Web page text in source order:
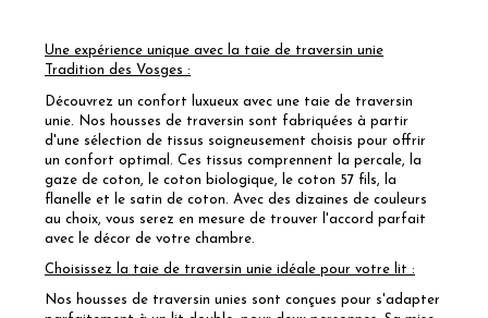
Une expérience unique avec la taie de traversin unie
Tradition des Vosges :
Découvrez un confort luxueux avec une taie de traversin
unie. Nos housses de traversin sont fabriquées à partir
d'une sélection de tissus soigneusement choisis pour offrir
un confort optimal. Ces tissus comprennent la percale, la
gaze de coton, le coton biologique, le coton 57 fils, la
flanelle et le satin de coton. Avec des dizaines de couleurs
au choix, vous serez en mesure de trouver l'accord parfait
avec le décor de votre chambre.
Choisissez la taie de traversin unie idéale pour votre lit :
Nos housses de traversin unies sont conçues pour s'adapter